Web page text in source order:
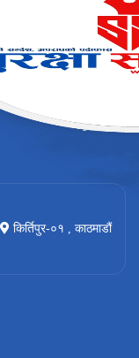
किर्तिपुर-०१ , काठमाडौं